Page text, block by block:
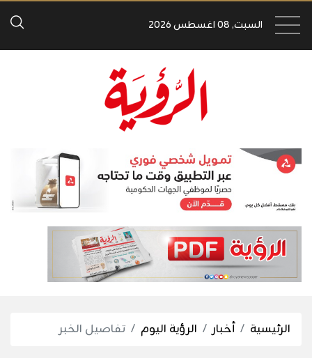
السبت, 08 اغسطس 2026
الرئيسية أخبار الرؤية اليوم تفاصيل الخبر